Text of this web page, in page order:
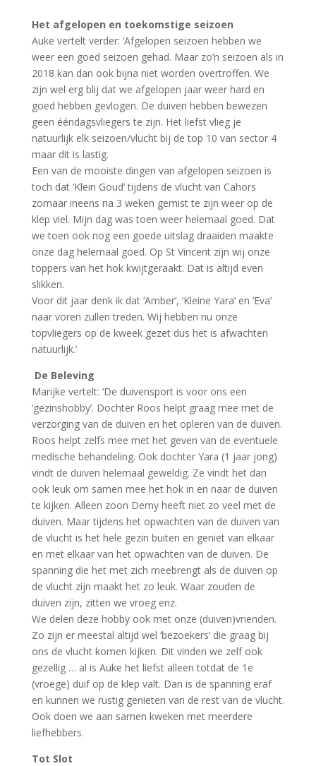
Het afgelopen en toekomstige seizoen
Auke vertelt verder: ‘Afgelopen seizoen hebben we
weer een goed seizoen gehad. Maar zo’n seizoen als in
2018 kan dan ook bijna niet worden overtroffen. We
zijn wel erg blij dat we afgelopen jaar weer hard en
goed hebben gevlogen. De duiven hebben bewezen
geen ééndagsvliegers te zijn. Het liefst vlieg je
natuurlijk elk seizoen/vlucht bij de top 10 van sector 4
maar dit is lastig.
Een van de mooiste dingen van afgelopen seizoen is
toch dat ‘Klein Goud’ tijdens de vlucht van Cahors
zomaar ineens na 3 weken gemist te zijn weer op de
klep viel. Mijn dag was toen weer helemaal goed. Dat
we toen ook nog een goede uitslag draaiden maakte
onze dag helemaal goed. Op St Vincent zijn wij onze
toppers van het hok kwijtgeraakt. Dat is altijd even
slikken.
Voor dit jaar denk ik dat ‘Amber’, ‘Kleine Yara’ en ‘Eva’
naar voren zullen treden. Wij hebben nu onze
topvliegers op de kweek gezet dus het is afwachten
natuurlijk.’
De Beleving
Marijke vertelt: ‘De duivensport is voor ons een
‘gezinshobby’. Dochter Roos helpt graag mee met de
verzorging van de duiven en het opleren van de duiven.
Roos helpt zelfs mee met het geven van de eventuele
medische behandeling. Ook dochter Yara (1 jaar jong)
vindt de duiven helemaal geweldig. Ze vindt het dan
ook leuk om samen mee het hok in en naar de duiven
te kijken. Alleen zoon Demy heeft niet zo veel met de
duiven. Maar tijdens het opwachten van de duiven van
de vlucht is het hele gezin buiten en geniet van elkaar
en met elkaar van het opwachten van de duiven. De
spanning die het met zich meebrengt als de duiven op
de vlucht zijn maakt het zo leuk. Waar zouden de
duiven zijn, zitten we vroeg enz.
We delen deze hobby ook met onze (duiven)vrienden.
Zo zijn er meestal altijd wel ‘bezoekers’ die graag bij
ons de vlucht komen kijken. Dit vinden we zelf ook
gezellig … al is Auke het liefst alleen totdat de 1e
(vroege) duif op de klep valt. Dan is de spanning eraf
en kunnen we rustig genieten van de rest van de vlucht.
Ook doen we aan samen kweken met meerdere
liefhebbers.
Tot Slot